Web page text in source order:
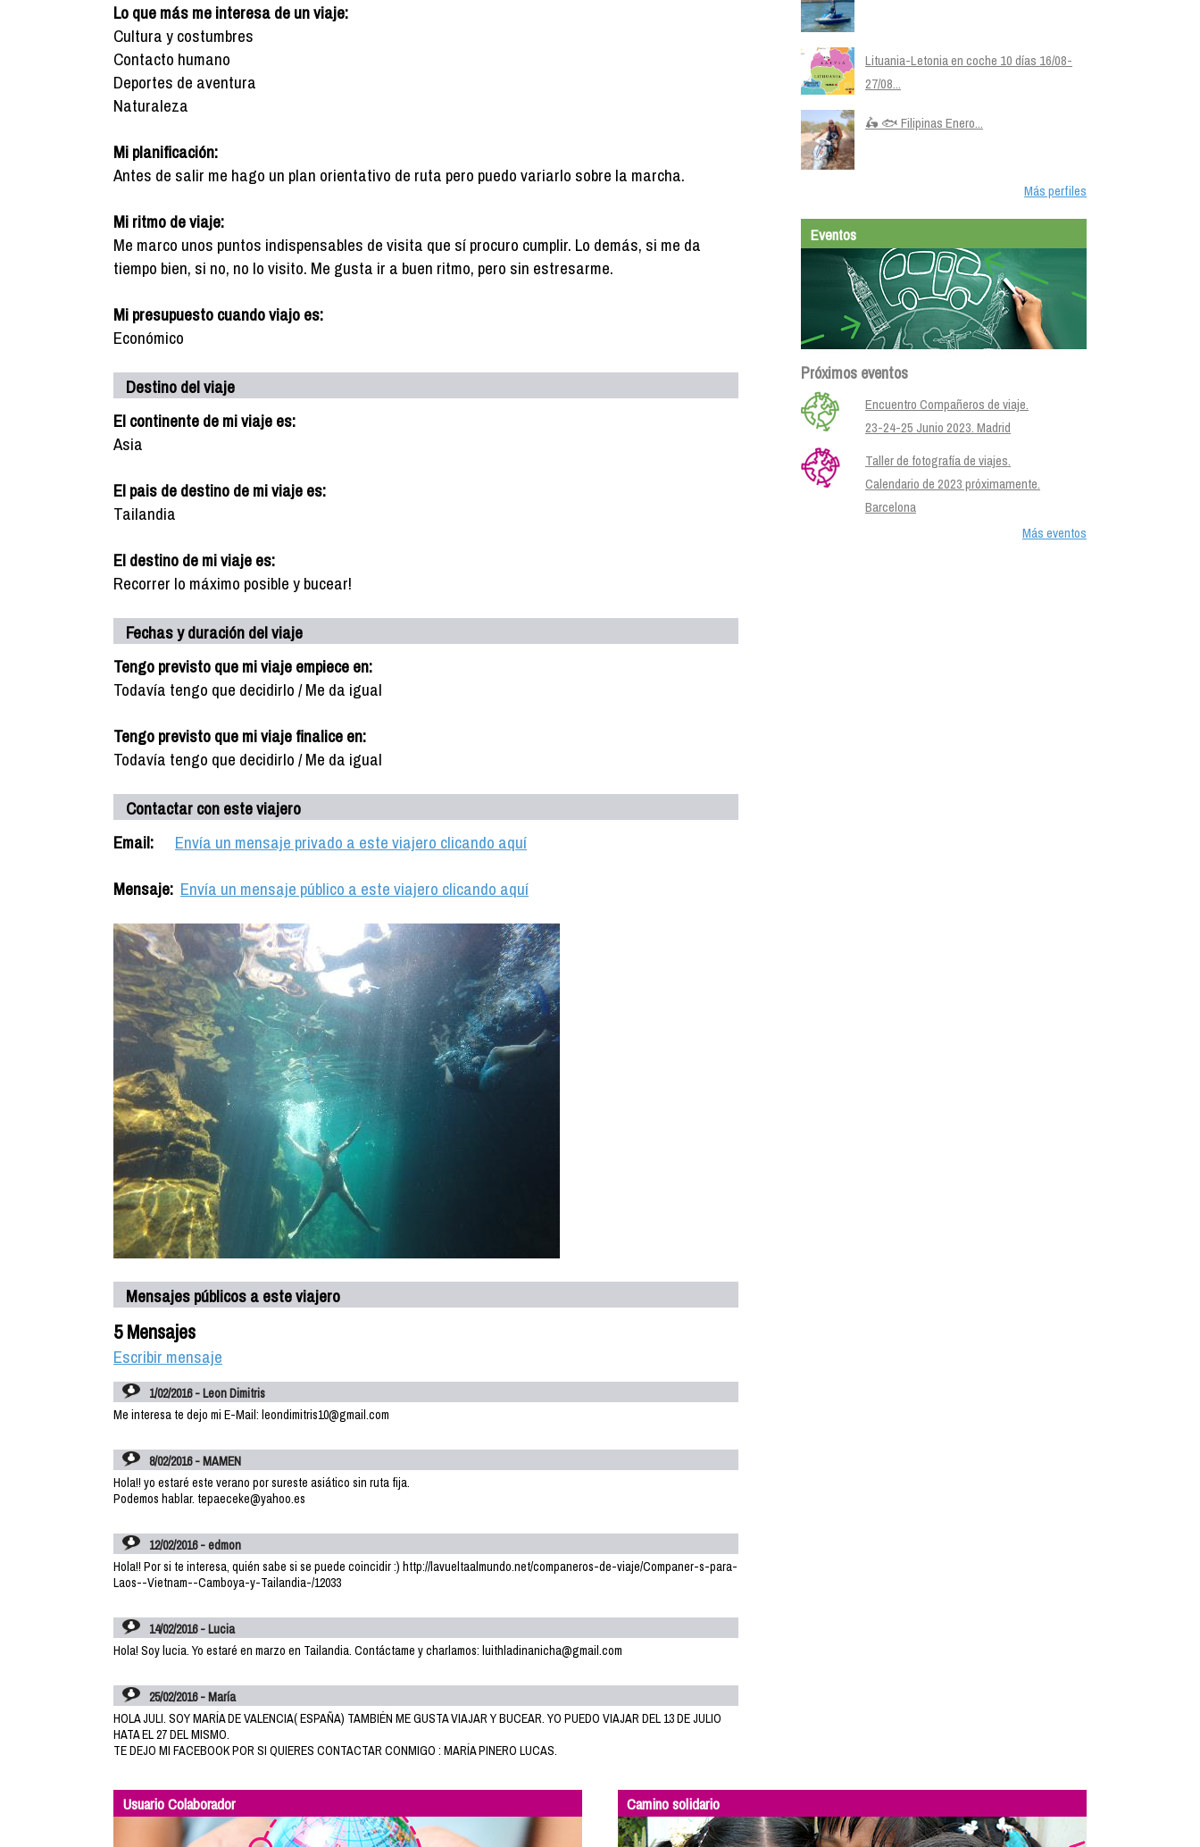
Lo que más me interesa de un viaje:
Cultura y costumbres
Contacto humano
Deportes de aventura
Naturaleza
Mi planificación:
Antes de salir me hago un plan orientativo de ruta pero puedo variarlo sobre la marcha.
Mi ritmo de viaje:
Me marco unos puntos indispensables de visita que sí procuro cumplir. Lo demás, si me da
tiempo bien, si no, no lo visito. Me gusta ir a buen ritmo, pero sin estresarme.
Mi presupuesto cuando viajo es:
Económico
Destino del viaje
El continente de mi viaje es:
Asia
El pais de destino de mi viaje es:
Tailandia
El destino de mi viaje es:
Recorrer lo máximo posible y bucear!
Fechas y duración del viaje
Tengo previsto que mi viaje empiece en:
Todavía tengo que decidirlo / Me da igual
Tengo previsto que mi viaje finalice en:
Todavía tengo que decidirlo / Me da igual
Contactar con este viajero
Email:
Envía un mensaje privado a este viajero clicando aquí
Mensaje: Envía un mensaje público a este viajero clicando aquí
Mensajes públicos a este viajero
5 Mensajes
Escribir mensaje
1/02/2016 - Leon Dimitris
Me interesa te dejo mi E-Mail: leondimitris10@gmail.com
8/02/2016 - MAMEN
Hola!! yo estaré este verano por sureste asiático sin ruta fija.
Podemos hablar. tepaeceke@yahoo.es
12/02/2016 - edmon
Hola!! Por si te interesa, quién sabe si se puede coincidir :) http://lavueltaalmundo.net/companeros-de-viaje/Companer-s-para-
Laos--Vietnam--Camboya-y-Tailandia-/12033
14/02/2016 - Lucia
Hola! Soy lucia. Yo estaré en marzo en Tailandia. Contáctame y charlamos: luithladinanicha@gmail.com
25/02/2016 - María
HOLA JULI. SOY MARÍA DE VALENCIA( ESPAÑA) TAMBIÉN ME GUSTA VIAJAR Y BUCEAR. YO PUEDO VIAJAR DEL 13 DE JULIO
HATA EL 27 DEL MISMO.
TE DEJO MI FACEBOOK POR SI QUIERES CONTACTAR CONMIGO : MARÍA PINERO LUCAS.
Lituania-Letonia en coche 10 días 16/08-
27/08...
🛵 🐟 Filipinas Enero...
Más perfiles
Eventos
Próximos eventos
Encuentro Compañeros de viaje.
23-24-25 Junio 2023. Madrid
Taller de fotografía de viajes.
Calendario de 2023 próximamente.
Barcelona
Más eventos
Usuario Colaborador Camino solidario